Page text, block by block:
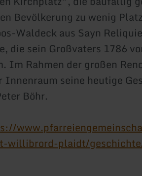
Bevölkerung zu wenig
Waldeck aus Sayn
die sein Großvaters 1786
Im Rahmen der großen
seine heutige
Böhr.
willibrord-plaidt/